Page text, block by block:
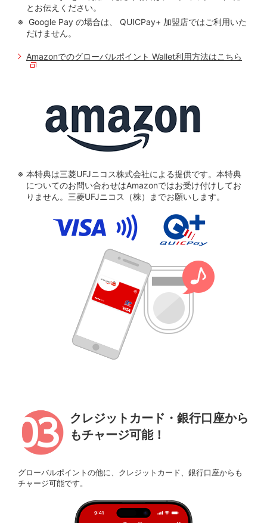
とお伝えください。
Google Pay の場合は、 QUICPay+ 加盟店ではご利用いた
だけません。
Amazonでのグローバルポイント Wallet利用方法はこちら
本特典は三菱UFJニコス株式会社による提供です。本特典
についてのお問い合わせはAmazonではお受け付けしてお
りません。三菱UFJニコス（株）までお願いします。
クレジットカード・銀行口座から
もチャージ可能！
グローバルポイントの他に、クレジットカード、銀行口座からも
チャージ可能です。